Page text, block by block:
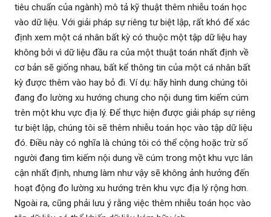
tiêu chuẩn của ngành) mô tả kỹ thuật thêm nhiễu toán học
vào dữ liệu. Với giải pháp sự riêng tư biệt lập, rất khó để xác
định xem một cá nhân bất kỳ có thuộc một tập dữ liệu hay
không bởi vì dữ liệu đầu ra của một thuật toán nhất định về
cơ bản sẽ giống nhau, bất kể thông tin của một cá nhân bất
kỳ được thêm vào hay bỏ đi. Ví dụ: hãy hình dung chúng tôi
đang đo lường xu hướng chung cho nội dung tìm kiếm cúm
trên một khu vực địa lý. Để thực hiện được giải pháp sự riêng
tư biệt lập, chúng tôi sẽ thêm nhiễu toán học vào tập dữ liệu
đó. Điều này có nghĩa là chúng tôi có thể cộng hoặc trừ số
người đang tìm kiếm nội dung về cúm trong một khu vực lân
cận nhất định, nhưng làm như vậy sẽ không ảnh hưởng đến
hoạt động đo lường xu hướng trên khu vực địa lý rộng hơn.
Ngoài ra, cũng phải lưu ý rằng việc thêm nhiễu toán học vào